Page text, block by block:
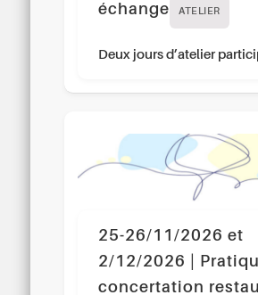
échange
ATELIER
Deux jours d’atelier
25-26/11/2026 et
2/12/2026 |
concertation